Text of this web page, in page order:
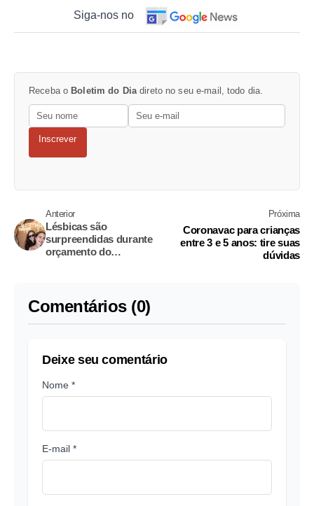
Siga-nos no
Receba o Boletim do Diadireto no seu e-mail, todo dia.
Inscrever
Anterior
Lésbicas são
surpreendidas durante
orçamento do
Próxima
Coronavac para crianças
entre 3 e 5 anos: tire suas
dúvidas
Comentários (0)
Deixe seu comentário
Nome *
E-mail *